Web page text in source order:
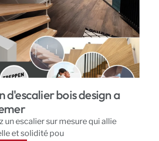
d'escalier bois design a
un escalier sur mesure qui allie
et solidité pou